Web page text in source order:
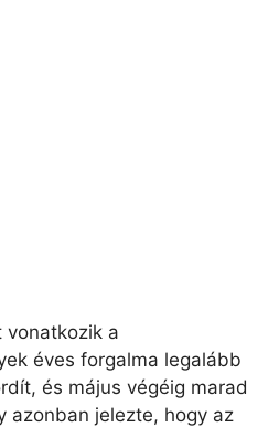
vonatkozik a
éves forgalma legalább
és május végéig marad
azonban jelezte, hogy az